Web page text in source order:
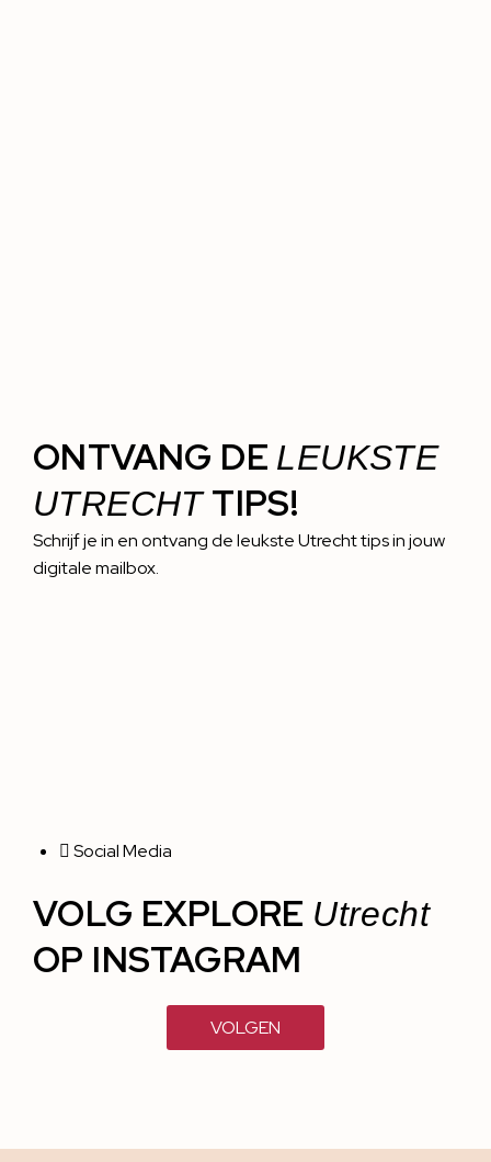
ONTVANG DE LEUKSTE
UTRECHTTIPS!
Schrijf je in en ontvang de leukste Utrecht tips in jouw
digitale mailbox.
Social Media
VOLG EXPLORE Utrecht
OP INSTAGRAM
VOLGEN